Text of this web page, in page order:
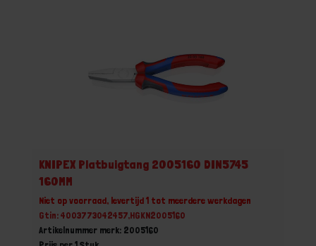
KNIPEX Platbuigtang 2005160 DIN5745
160MM
Niet op voorraad, levertijd 1 tot meerdere werkdagen
Gtin: 4003773042457,HGKN2005160
Artikelnummer merk: 2005160